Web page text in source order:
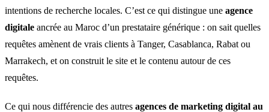
intentions de recherche locales. C’est ce qui distingue une agence
digitale ancrée au Maroc d’un prestataire générique : on sait quelles
requêtes amènent de vrais clients à Tanger, Casablanca, Rabat ou
Marrakech, et on construit le site et le contenu autour de ces
requêtes.
Ce qui nous différencie des autres agences de marketing digital au